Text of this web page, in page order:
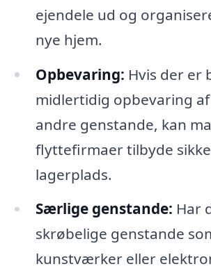
ejendele ud og
nye hjem.
Opbevaring: Hvis der er
midlertidig opbevaring
andre genstande, kan
flyttefirmaer tilbyde
lagerplads.
Særlige genstande: Har
skrøbelige genstande
kunstværker eller